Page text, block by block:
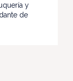
y
de